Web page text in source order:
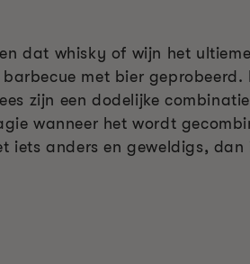
dat whisky of wijn het
met bier
zijn een dodelijke
wanneer het wordt
iets anders en geweldigs,